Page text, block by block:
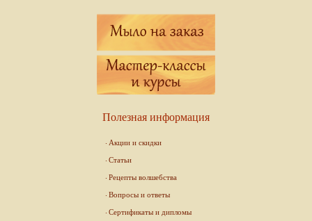
Полезная информация
Акции и скидки
Статьи
Рецепты волшебства
Вопросы и ответы
Сертификаты и дипломы